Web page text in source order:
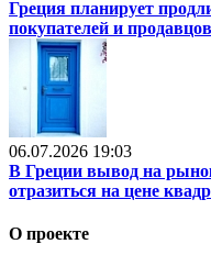
Греция планирует
покупателей и
06.07.2026 19:03
В Греции вывод на
отразиться на цене
О проекте